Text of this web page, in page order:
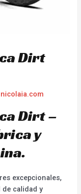
Dirt
nicolaia.com
Dirt –
y
excepcionales,
calidad y